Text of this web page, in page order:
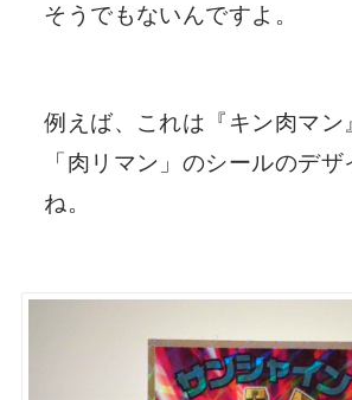
そうでもないんですよ。
例えば、これは『キン肉マン
「肉リマン」のシールのデ
ね。